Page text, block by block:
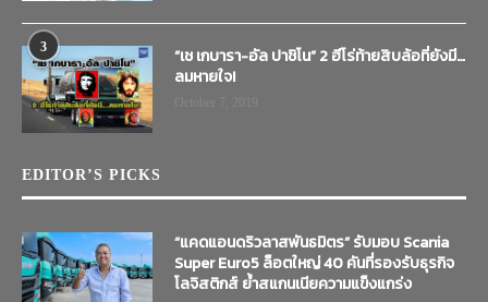
3
“เช เกบารา-อัล ปาชิโน” 2 ฮีโร่ท้ายสิบล้อที่ยังมี…
ลมหายใจ!
EDITOR’S PICKS
“แคดแอนดริวลาสพันธมิตร” รับมอบ Scania
Super Euro5 ล็อตใหญ่ 40 คันที่รองรับธุรกิจ
โลจิสติกส์ ย้ำสแกนเนียความแข็งแกร่ง